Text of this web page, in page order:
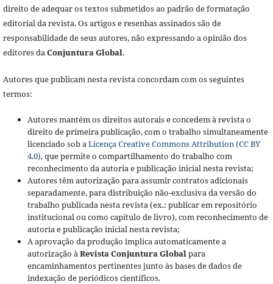
direito de adequar os textos submetidos ao padrão de formatação
editorial da revista. Os artigos e resenhas assinados são de
responsabilidade de seus autores, não expressando a opinião dos
editores daConjuntura Global.
Autores que publicam nesta revista concordam com os seguintes
termos:
Autores mantém os direitos autorais e concedem à revista o
direito de primeira publicação, com o trabalho simultaneamente
licenciado sob aLicença Creative Commons Attribution (CC BY
4.0), que permite o compartilhamento do trabalho com
reconhecimento da autoria e publicação inicial nesta revista;
Autores têm autorização para assumir contratos adicionais
separadamente, para distribuição não-exclusiva da versão do
trabalho publicada nesta revista (ex.: publicar em repositório
institucional ou como capítulo de livro), com reconhecimento de
autoria e publicação inicial nesta revista;
A aprovação da produção implica automaticamente a
autorização àRevista Conjuntura Globalpara
encaminhamentos pertinentes junto às bases de dados de
indexação de periódicos científicos.